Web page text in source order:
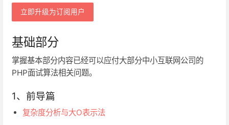
立即升级为订阅用户
基础部分
掌握基本部分内容已经可以应付大部分中小互联网公司的
PHP面试算法相关问题。
1、前导篇
复杂度分析与大O表示法